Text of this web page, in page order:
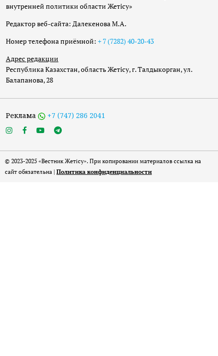
внутренней политики области Жетісу»
Редактор веб-сайта: Далекенова М.А.
Номер телефона приёмной: + 7 (7282) 40-20-43
Адрес редакции
Республика Казахстан, область Жетісу, г. Талдыкорган, ул.
Балапанова, 28
Реклама +7 (747) 286 2041
© 2023-2025 «Вестник Жетісу». При копировании материалов ссылка на
сайт обязательна | Политика конфиденциальности